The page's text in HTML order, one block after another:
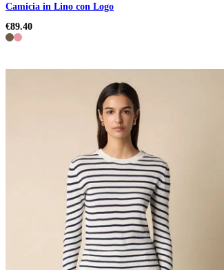
Camicia in Lino con Logo
€89.40